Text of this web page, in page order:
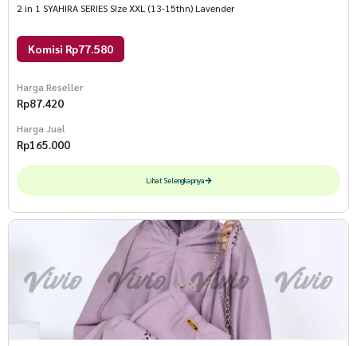
2 in 1 SYAHIRA SERIES SIze XXL (13-15thn) Lavender
Komisi Rp77.580
Harga Reseller
Rp87.420
Harga Jual
Rp165.000
Lihat Selengkapnya